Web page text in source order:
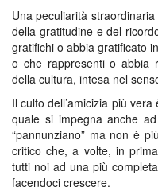
Una peculiarità
della gratitudine e del
gratifichi o abbia gratificato
o che rappresenti o abbia
della cultura, intesa nel
Il culto dell’amicizia più
quale si impegna anche
“pannunziano” ma non è
critico che, a volte, in
tutti noi ad una più
facendoci crescere.